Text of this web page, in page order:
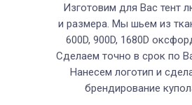
Изготовим для Вас тент
и размера. Мы шьем из
600D, 900D, 1680D
Сделаем точно в срок по
Нанесем логотип и
брендирование